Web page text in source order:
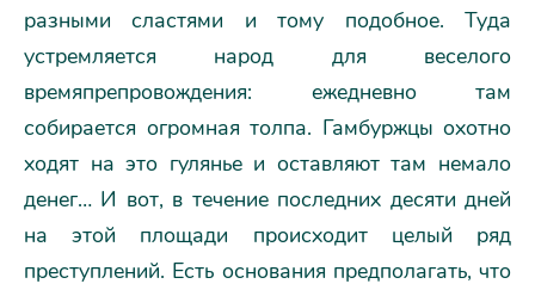
разными сластями и тому подобное. Туда
устремляется народ для веселого
времяпрепровождения: ежедневно там
собирается огромная толпа. Гамбуржцы охотно
ходят на это гулянье и оставляют там немало
денег… И вот, в течение последних десяти дней
на этой площади происходит целый ряд
преступлений. Есть основания предполагать, что